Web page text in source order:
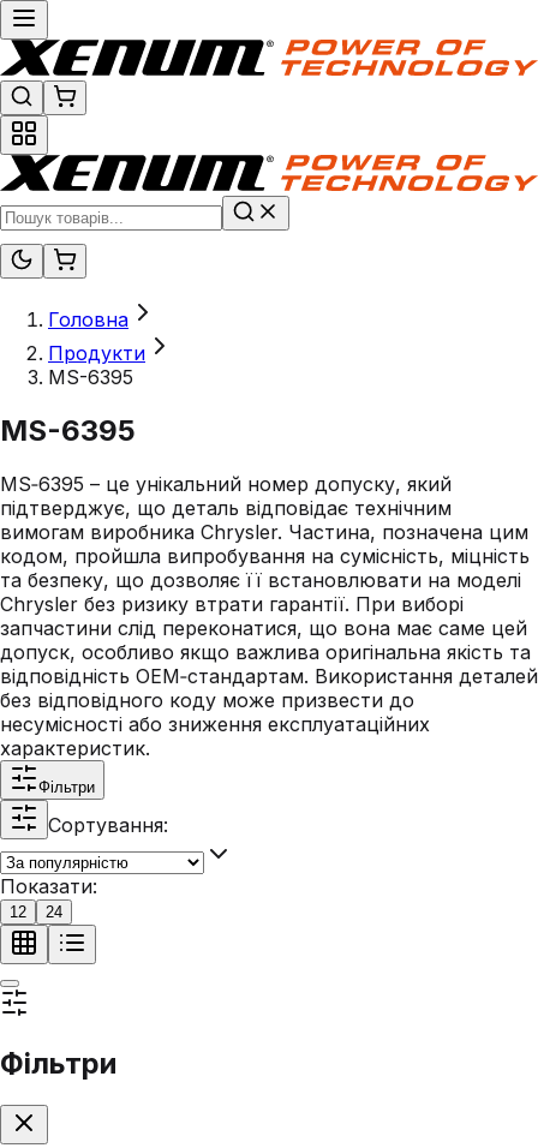
Головна
Продукти
MS-6395
MS-6395
MS‑6395 – це унікальний номер допуску, який
підтверджує, що деталь відповідає технічним
вимогам виробника Chrysler. Частина, позначена цим
кодом, пройшла випробування на сумісність, міцність
та безпеку, що дозволяє її встановлювати на моделі
Chrysler без ризику втрати гарантії. При виборі
запчастини слід переконатися, що вона має саме цей
допуск, особливо якщо важлива оригінальна якість та
відповідність OEM‑стандартам. Використання деталей
без відповідного коду може призвести до
несумісності або зниження експлуатаційних
характеристик.
Фільтри
Сортування:
Показати:
12 24
Фільтри